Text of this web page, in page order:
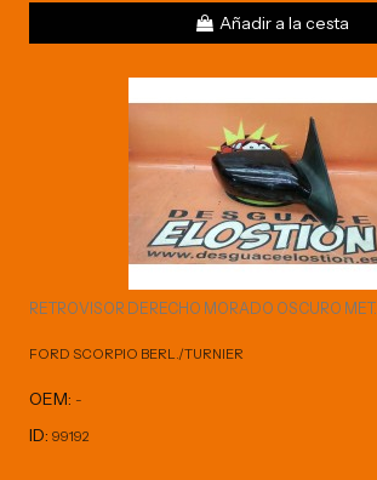
Añadir a la cesta
RETROVISOR DERECHO MORADO OSCURO MET.
FORD SCORPIO BERL./TURNIER
OEM: -
ID: 99192